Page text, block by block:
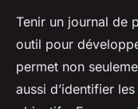
Tenir un journal de
outil pour
permet non
aussi d’identifier